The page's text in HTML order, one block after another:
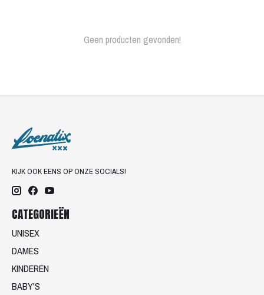
Geen producten gevonden!
KIJK OOK EENS OP ONZE SOCIALS!
CATEGORIEËN
UNISEX
DAMES
KINDEREN
BABY'S